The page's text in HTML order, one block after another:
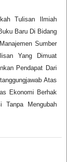
Tulisan Ilmiah
Baru Di Bidang
Sumber
Yang Dimuat
Pendapat Dari
Atas
Ekonomi Berhak
Tanpa Mengubah